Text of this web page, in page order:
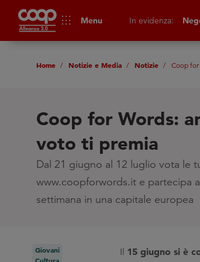
apps Menu In evidenza:
Home Notizie e Media Notizie Coop for
Coop for Words:
voto ti premia
Dal 21 giugno al 12 luglio vota le
www.coopforwords.it e partecipa
settimana in una capitale europea
Giovani
Il 15 giugno si è